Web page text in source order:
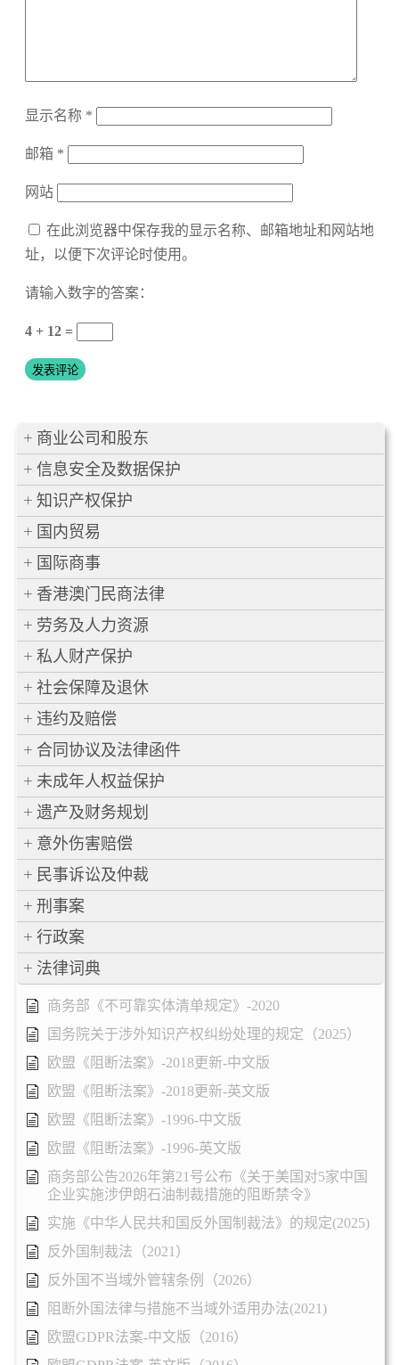
显示名称 *
邮箱 *
网站
在此浏览器中保存我的显示名称、邮箱地址和网站地
址，以便下次评论时使用。
请输入数字的答案：
4 + 12 =
商业公司和股东
信息安全及数据保护
知识产权保护
国内贸易
国际商事
香港澳门民商法律
劳务及人力资源
私人财产保护
社会保障及退休
违约及赔偿
合同协议及法律函件
未成年人权益保护
遗产及财务规划
意外伤害赔偿
民事诉讼及仲裁
刑事案
行政案
法律词典
商务部《不可靠实体清单规定》-2020
国务院关于涉外知识产权纠纷处理的规定（2025）
欧盟《阻断法案》-2018更新-中文版
欧盟《阻断法案》-2018更新-英文版
欧盟《阻断法案》-1996-中文版
欧盟《阻断法案》-1996-英文版
商务部公告2026年第21号公布《关于美国对5家中国
企业实施涉伊朗石油制裁措施的阻断禁令》
实施《中华人民共和国反外国制裁法》的规定(2025)
反外国制裁法（2021）
反外国不当域外管辖条例（2026）
阻断外国法律与措施不当域外适用办法(2021)
欧盟GDPR法案-中文版（2016）